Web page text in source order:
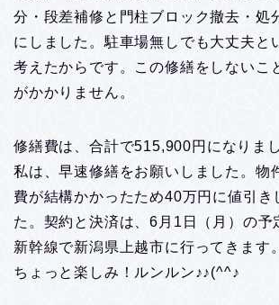
分・段差補修と門柱ブロック撤去・処
にしました。駐車場無しでも大丈夫と
考えたからです。この修繕をしないこ
がかかりません。
修繕費は、合計で515,900円になりまし
私は、早速修繕をお願いしました。物
費が結構かかったため40万円に値引き
た。契約と決済は、6月1日（月）の予
新幹線で新潟県上越市に行ってきます。
ちょっと楽しみ！ルンルン♪♪(^^♪